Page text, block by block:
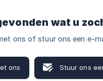
wat u
ons of stuur ons een e-
ons Stuur ons